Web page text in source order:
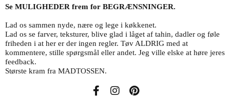
Se MULIGHEDER frem for BEGRÆNSNINGER.
Lad os sammen nyde, nære og lege i køkkenet.
Lad os se farver, teksturer, blive glad i låget af tahin, dadler og føle
friheden i at her er der ingen regler. Tøv ALDRIG med at
kommentere, stille spørgsmål eller andet. Jeg ville elske at høre jeres
feedback.
Største kram fra MADTOSSEN.